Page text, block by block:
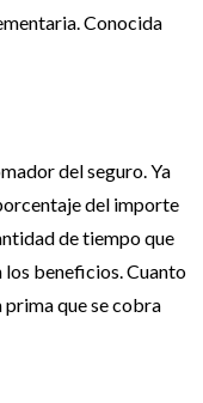
Conocida
del seguro. Ya
del importe
de tiempo que
los beneficios. Cuanto
prima que se cobra